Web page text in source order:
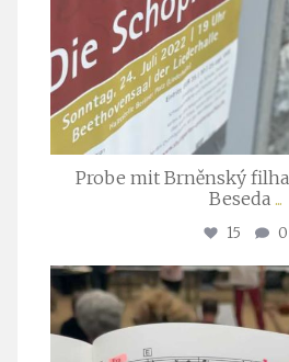
Probe mit Brněnský
Beseda ...
15 0
Juli 23